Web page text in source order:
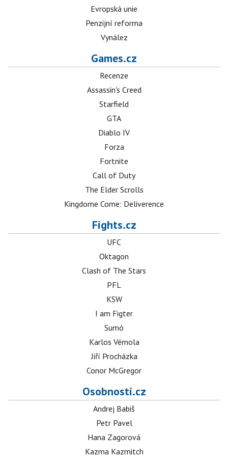
Evropská unie
Penzijní reforma
Vynález
Games.cz
Recenze
Assassin's Creed
Starfield
GTA
Diablo IV
Forza
Fortnite
Call of Duty
The Elder Scrolls
Kingdome Come: Deliverence
Fights.cz
UFC
Oktagon
Clash of The Stars
PFL
KSW
I am Figter
Sumó
Karlos Vémola
Jiří Procházka
Conor McGregor
Osobnosti.cz
Andrej Babiš
Petr Pavel
Hana Zagorová
Kazma Kazmitch